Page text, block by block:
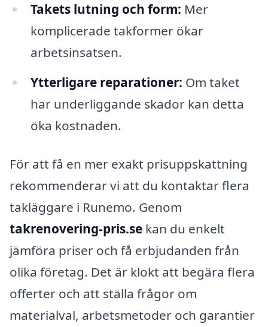
Takets lutning och form: Mer
komplicerade takformer ökar
arbetsinsatsen.
Ytterligare reparationer: Om taket
har underliggande skador kan detta
öka kostnaden.
För att få en mer exakt prisuppskattning
rekommenderar vi att du kontaktar flera
takläggare i Runemo. Genom
takrenovering-pris.se kan du enkelt
jämföra priser och få erbjudanden från
olika företag. Det är klokt att begära flera
offerter och att ställa frågor om
materialval, arbetsmetoder och garantier